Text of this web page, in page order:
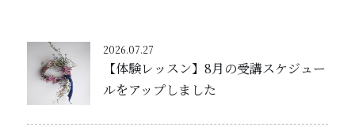
2026.07.27
【体験レッスン】8月の受講スケジュー
ルをアップしました